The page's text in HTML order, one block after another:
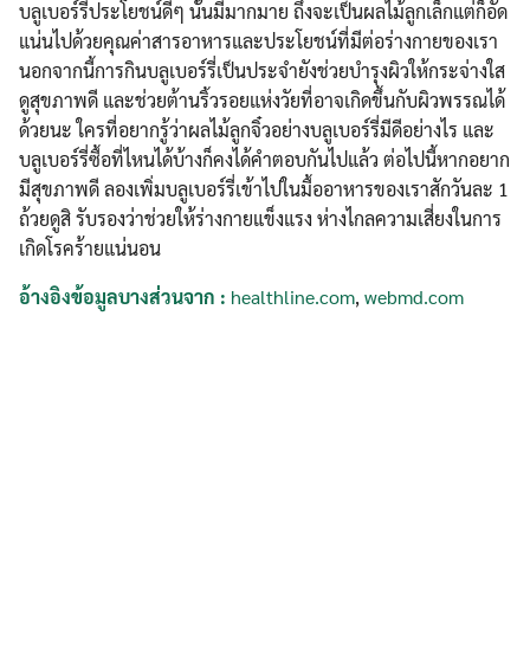
บลูเบอร์รี่ประโยชน์ดีๆ นั้นมีมากมาย ถึงจะเป็นผลไม้ลูกเล็กแต่ก็อัด
แน่นไปด้วยคุณค่าสารอาหารและประโยชน์ที่มีต่อร่างกายของเรา
นอกจากนี้การกินบลูเบอร์รี่เป็นประจำยังช่วยบำรุงผิวให้กระจ่างใส
ดูสุขภาพดี และช่วยต้านริ้วรอยแห่งวัยที่อาจเกิดขึ้นกับผิวพรรณได้
ด้วยนะ ใครที่อยากรู้ว่าผลไม้ลูกจิ๋วอย่างบลูเบอร์รี่มีดีอย่างไร และ
บลูเบอร์รี่ซื้อที่ไหนได้บ้างก็คงได้คำตอบกันไปแล้ว ต่อไปนี้หากอยาก
มีสุขภาพดี ลองเพิ่มบลูเบอร์รี่เข้าไปในมื้ออาหารของเราสักวันละ 1
ถ้วยดูสิ รับรองว่าช่วยให้ร่างกายแข็งแรง ห่างไกลความเสี่ยงในการ
เกิดโรคร้ายแน่นอน
อ้างอิงข้อมูลบางส่วนจาก : healthline.com, webmd.com